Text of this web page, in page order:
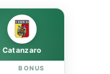
Catanzaro
BONUS